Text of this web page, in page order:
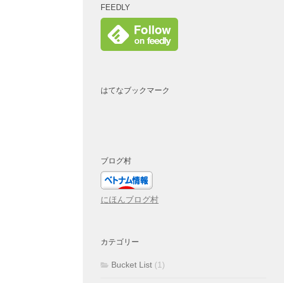
FEEDLY
はてなブックマーク
ブログ村
にほんブログ村
カテゴリー
Bucket List (1)